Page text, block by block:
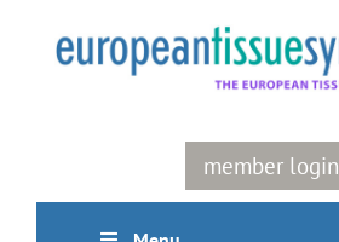
content
member login